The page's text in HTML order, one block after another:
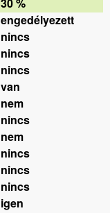
30 %
engedélyezett
nincs
nincs
nincs
van
nem
nincs
nem
nincs
nincs
nincs
igen